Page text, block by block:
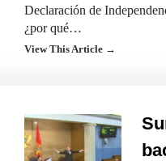
Declaración de
¿por qué…
View This Article →